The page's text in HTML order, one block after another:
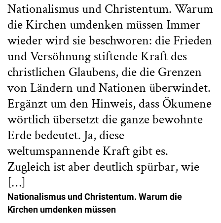
Nationalismus und Christentum. Warum
die Kirchen umdenken müssen Immer
wieder wird sie beschworen: die Frieden
und Versöhnung stiftende Kraft des
christlichen Glaubens, die die Grenzen
von Ländern und Nationen überwindet.
Ergänzt um den Hinweis, dass Ökumene
wörtlich übersetzt die ganze bewohnte
Erde bedeutet. Ja, diese
weltumspannende Kraft gibt es.
Zugleich ist aber deutlich spürbar, wie
[…]
Nationalismus und Christentum. Warum die
Kirchen umdenken müssen